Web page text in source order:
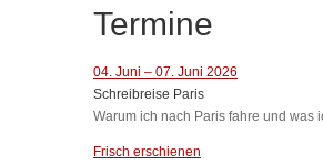
Termine
04. Juni – 07. Juni 2026
Schreibreise Paris
Warum ich nach Paris fahre und was
Frisch erschienen